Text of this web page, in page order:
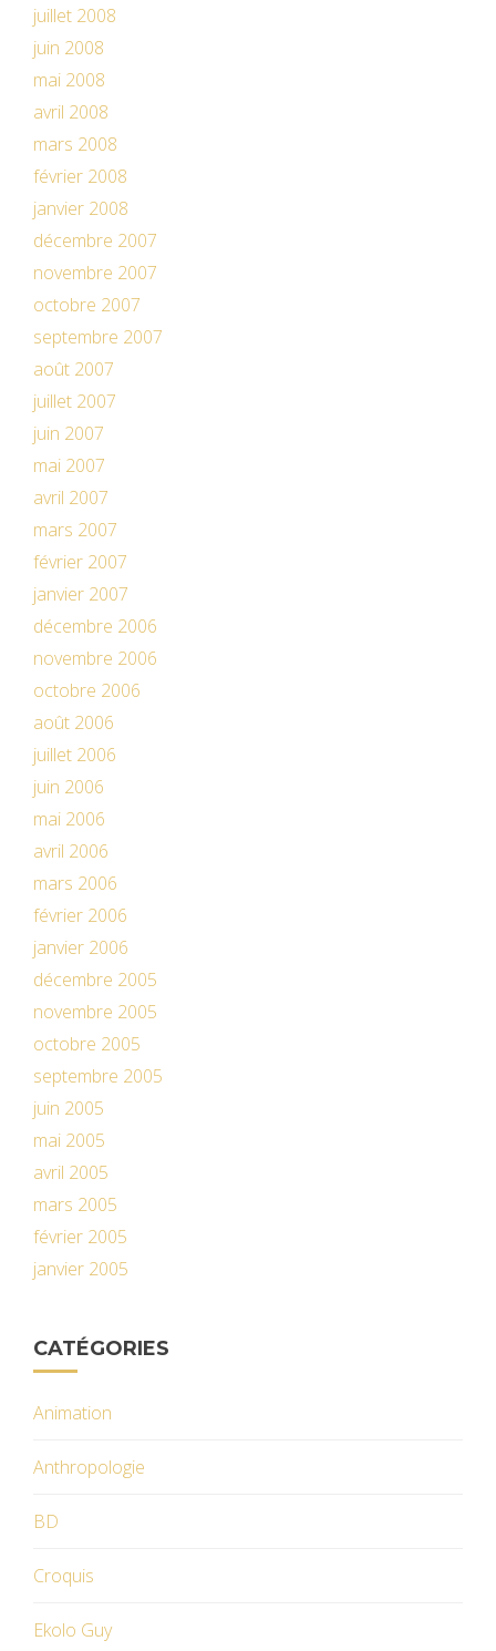
juillet 2008
juin 2008
mai 2008
avril 2008
mars 2008
février 2008
janvier 2008
décembre 2007
novembre 2007
octobre 2007
septembre 2007
août 2007
juillet 2007
juin 2007
mai 2007
avril 2007
mars 2007
février 2007
janvier 2007
décembre 2006
novembre 2006
octobre 2006
août 2006
juillet 2006
juin 2006
mai 2006
avril 2006
mars 2006
février 2006
janvier 2006
décembre 2005
novembre 2005
octobre 2005
septembre 2005
juin 2005
mai 2005
avril 2005
mars 2005
février 2005
janvier 2005
CATÉGORIES
Animation
Anthropologie
BD
Croquis
Ekolo Guy